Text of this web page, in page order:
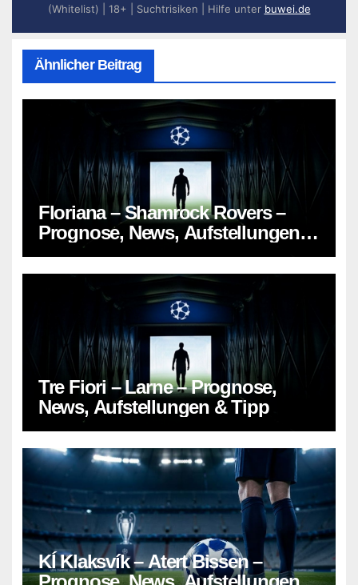
(Whitelist) | 18+ | Suchtrisiken | Hilfe unter buwei.de
Ähnlicher Beitrag
Floriana – Shamrock Rovers –
Prognose, News, Aufstellungen &
Tipp
Tre Fiori – Larne – Prognose,
News, Aufstellungen & Tipp
KÍ Klaksvík – Atert Bissen –